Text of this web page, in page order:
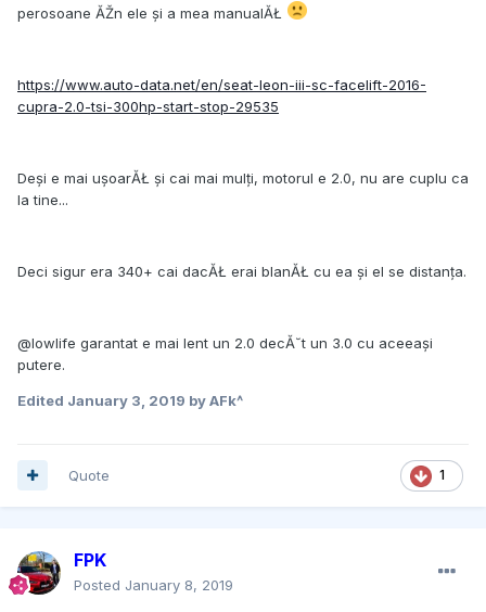
perosoane ĂŽn ele și a mea manualĂŁ
https://www.auto-data.net/en/seat-leon-iii-sc-facelift-2016-
cupra-2.0-tsi-300hp-start-stop-29535
Deși e mai ușoarĂŁ și cai mai mulți, motorul e 2.0, nu are cuplu ca
la tine...
Deci sigur era 340+ cai dacĂŁ erai blanĂŁ cu ea și el se distanța.
@lowlife garantat e mai lent un 2.0 decĂ˘t un 3.0 cu aceeași
putere.
Edited January 3, 2019 by AFk^
1
Quote
FPK
Posted January 8, 2019